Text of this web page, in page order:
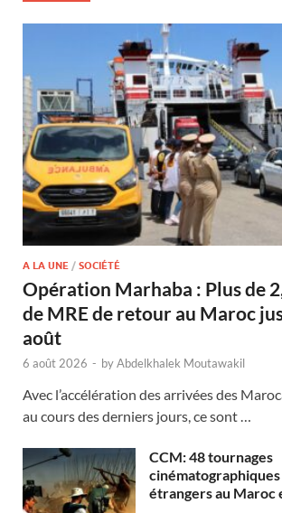
A LA UNE / SOCIÉTÉ
Opération Marhaba : Plus de
de MRE de retour au Maroc
août
6 août 2026 - byAbdelkhalek Moutawakil
Avec l’accélération des arrivées des
au cours des derniers jours, ce sont …
CCM: 48 tournages
étrangers au Maroc